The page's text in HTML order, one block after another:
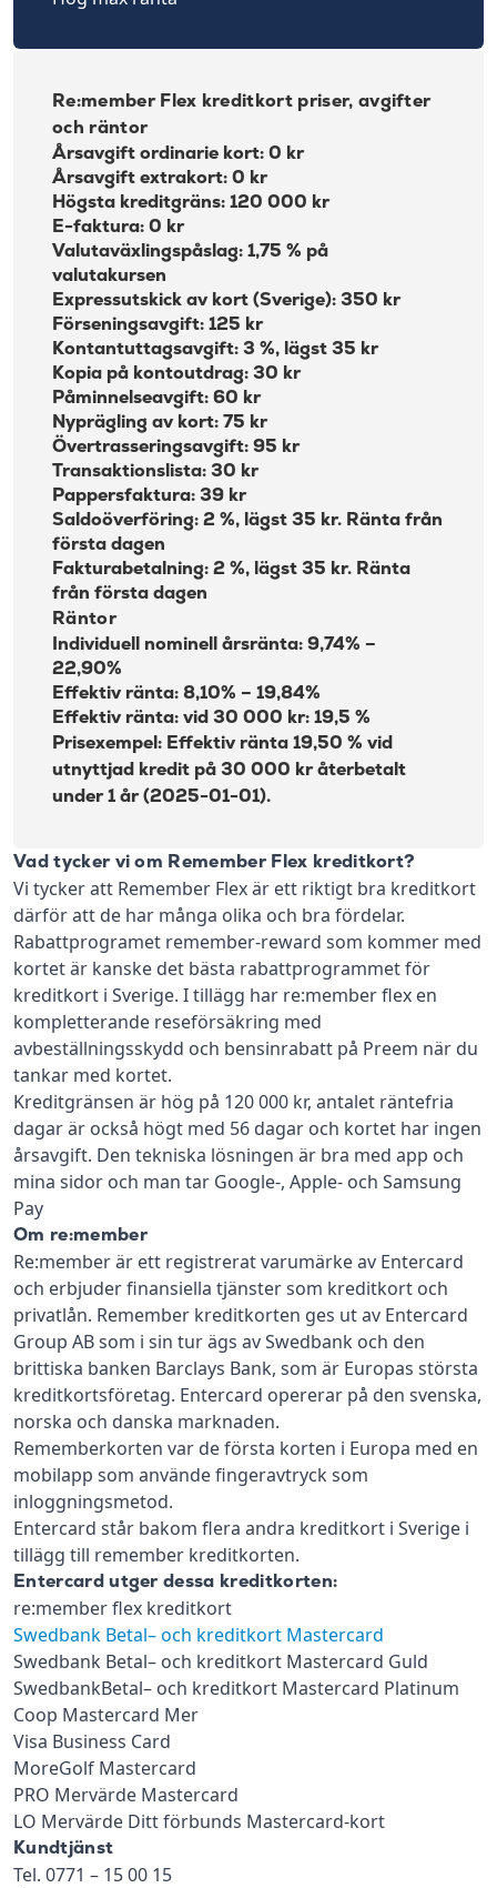
Re:member Flex kreditkort priser, avgifter
och räntor
Årsavgift ordinarie kort: 0 kr
Årsavgift extrakort: 0 kr
Högsta kreditgräns: 120 000 kr
E-faktura: 0 kr
Valutaväxlingspåslag: 1,75 % på
valutakursen
Expressutskick av kort (Sverige): 350 kr
Förseningsavgift: 125 kr
Kontantuttagsavgift: 3 %, lägst 35 kr
Kopia på kontoutdrag: 30 kr
Påminnelseavgift: 60 kr
Nyprägling av kort: 75 kr
Övertrasseringsavgift: 95 kr
Transaktionslista: 30 kr
Pappersfaktura: 39 kr
Saldoöverföring: 2 %, lägst 35 kr. Ränta från
första dagen
Fakturabetalning: 2 %, lägst 35 kr. Ränta
från första dagen
Räntor
Individuell nominell årsränta: 9,74% –
22,90%
Effektiv ränta: 8,10% – 19,84%
Effektiv ränta: vid 30 000 kr: 19,5 %
Prisexempel: Effektiv ränta 19,50 % vid
utnyttjad kredit på 30 000 kr återbetalt
under 1 år (2025-01-01).
Vad tycker vi om Remember Flex kreditkort?
Vi tycker att Remember Flex är ett riktigt bra kreditkort
därför att de har många olika och bra fördelar.
Rabattprogramet remember-reward som kommer med
kortet är kanske det bästa rabattprogrammet för
kreditkort i Sverige. I tillägg har re:member flex en
kompletterande reseförsäkring med
avbeställningsskydd och bensinrabatt på Preem när du
tankar med kortet.
Kreditgränsen är hög på 120 000 kr, antalet räntefria
dagar är också högt med 56 dagar och kortet har ingen
årsavgift. Den tekniska lösningen är bra med app och
mina sidor och man tar Google-, Apple- och Samsung
Pay
Om re:member
Re:member är ett registrerat varumärke av Entercard
och erbjuder finansiella tjänster som kreditkort och
privatlån. Remember kreditkorten ges ut av Entercard
Group AB som i sin tur ägs av Swedbank och den
brittiska banken Barclays Bank, som är Europas största
kreditkortsföretag. Entercard opererar på den svenska,
norska och danska marknaden.
Rememberkorten var de första korten i Europa med en
mobilapp som använde fingeravtryck som
inloggningsmetod.
Entercard står bakom flera andra kreditkort i Sverige i
tillägg till remember kreditkorten.
Entercard utger dessa kreditkorten:
re:member flex kreditkort
Swedbank Betal– och kreditkort Mastercard
Swedbank Betal– och kreditkort Mastercard Guld
SwedbankBetal– och kreditkort Mastercard Platinum
Coop Mastercard Mer
Visa Business Card
MoreGolf Mastercard
PRO Mervärde Mastercard
LO Mervärde Ditt förbunds Mastercard-kort
Kundtjänst
Tel. 0771 – 15 00 15